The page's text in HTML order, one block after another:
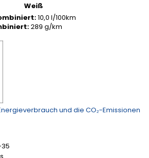
Weiß
10,0 l/100km
289 g/km
und die CO₂-Emissionen